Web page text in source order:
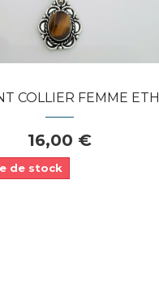
APERÇU RAPIDE
FEMME ETHNIQUE ARGENT 925...
16,00 €
de stock